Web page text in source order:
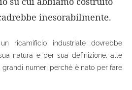
inesorabilmente.
ricamificio industriale dovrebbe
natura e per sua definizione, alle
numeri perchè è nato per fare